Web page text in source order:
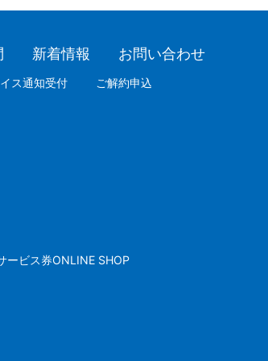
新着情報 お問い合わせ
ス通知受付
ご解約申込
ービス券ONLINE SHOP